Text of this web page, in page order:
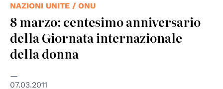
NAZIONI UNITE / ONU
8 marzo: centesimo anniversario
della Giornata internazionale
della donna
07.03.2011